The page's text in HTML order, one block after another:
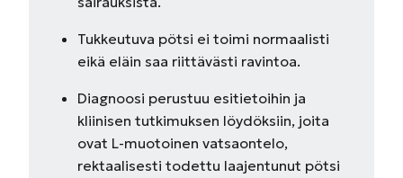
Tukkeutuva pötsi ei toimi normaalisti
eikä eläin saa riittävästi ravintoa.
Diagnoosi perustuu esitietoihin ja
kliinisen tutkimuksen löydöksiin, joita
ovat L-muotoinen vatsaontelo,
rektaalisesti todettu laajentunut pötsi